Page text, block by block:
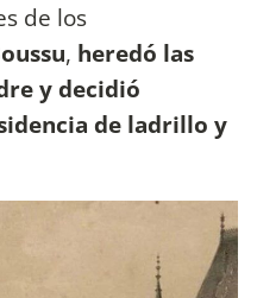
de los
, heredó las
y decidió
de ladrillo y